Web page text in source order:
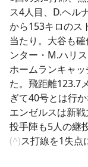
ス4人目、D.ヘル
から153キロのス
当たり。大谷も
ンター・M.ハリ
ホームランキャ
た。飛距離123.7
ぎて40号とは行か
エンゼルスは新戦
投手陣も5人の継
(^)ス打線を1失点